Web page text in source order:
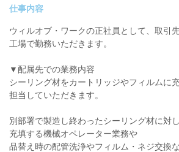
仕事内容
ウィルオブ・ワークの正社員として、取引
工場で勤務いただきます。
▼配属先での業務内容
シーリング材をカートリッジやフィルムに
担当していただきます。
別部署で製造し終わったシーリング材に対
充填する機械オペレーター業務や
品替え時の配管洗浄やフィルム・ネジ交換